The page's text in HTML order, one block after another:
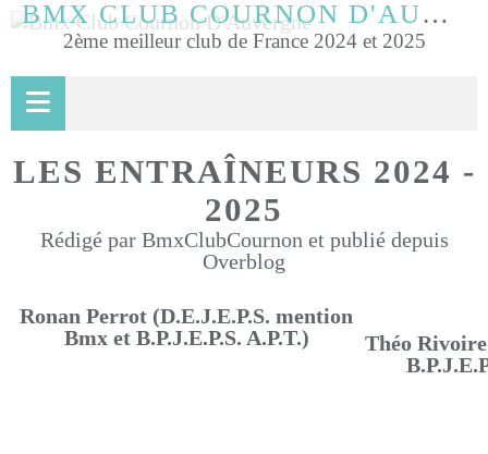
BMX CLUB COURNON D'AUVERGNE
2ème meilleur club de France 2024 et 2025
LES ENTRAÎNEURS 2024 -
2025
Rédigé par BmxClubCournon et publié depuis
Overblog
Ronan Perrot (D.E.J.E.P.S. mention
Bmx et B.P.J.E.P.S. A.P.T.)
Théo